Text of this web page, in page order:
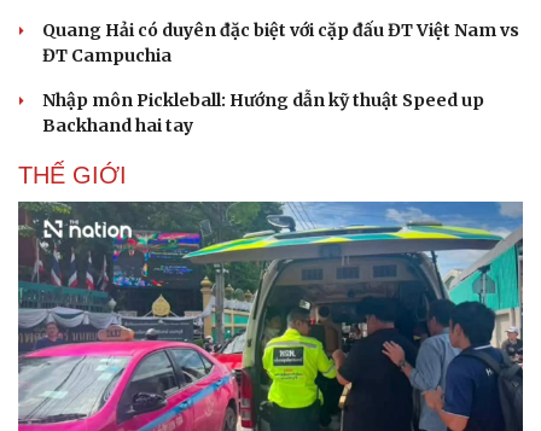
Quang Hải có duyên đặc biệt với cặp đấu ĐT Việt Nam vs
ĐT Campuchia
Nhập môn Pickleball: Hướng dẫn kỹ thuật Speed up
Backhand hai tay
THẾ GIỚI